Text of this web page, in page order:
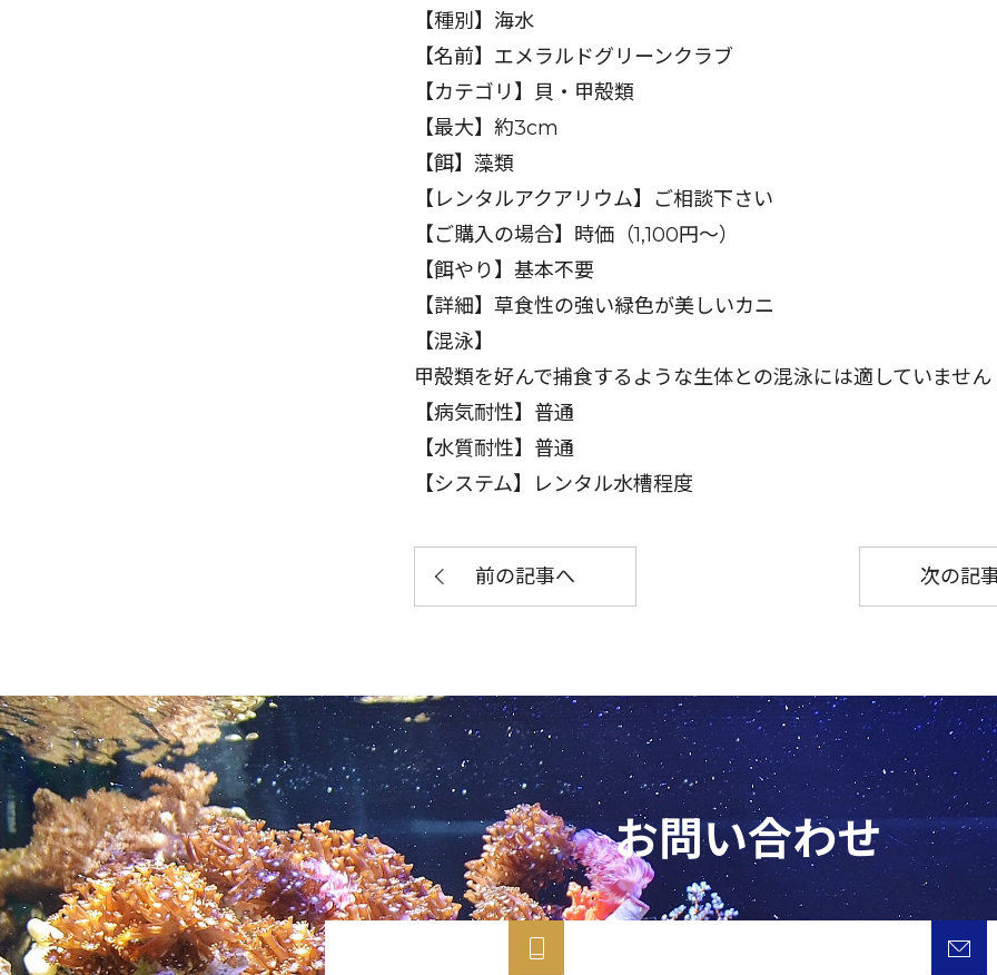
【種別】海水
【名前】エメラルドグリーンクラブ
【カテゴリ】貝・甲殻類
【最大】約3cm
【餌】藻類
【レンタルアクアリウム】ご相談下さい
【ご購入の場合】時価（1,100円〜）
【餌やり】基本不要
【詳細】草食性の強い緑色が美しいカニ
【混泳】
甲殻類を好んで捕食するような生体との混泳には適していません
【病気耐性】普通
【水質耐性】普通
【システム】レンタル水槽程度
前の記事へ 次の記
お問い合わせ